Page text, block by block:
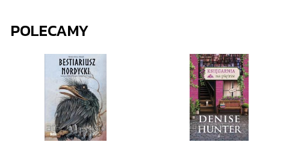
POLECAMY